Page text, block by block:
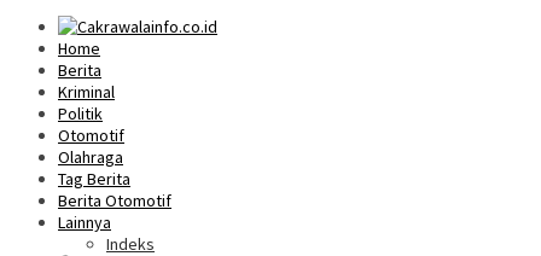
Home
Berita
Kriminal
Politik
Otomotif
Olahraga
Tag Berita
Berita Otomotif
Lainnya
Indeks